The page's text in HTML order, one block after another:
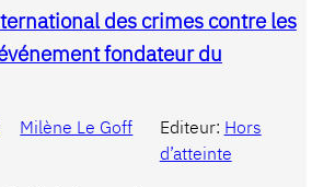
des crimes contre les
fondateur du
Milène Le Goff Editeur: Hors
d’atteinte